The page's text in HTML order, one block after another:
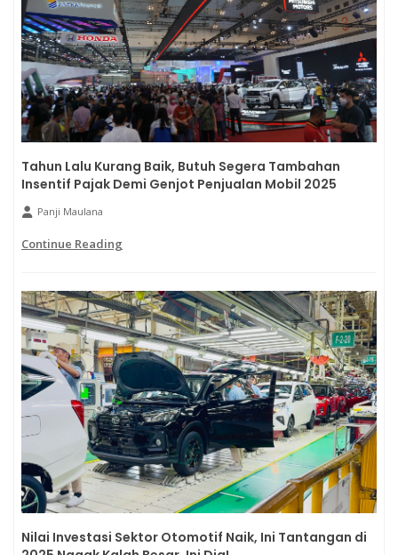
Tahun Lalu Kurang Baik, Butuh Segera Tambahan
Insentif Pajak Demi Genjot Penjualan Mobil 2025
Panji Maulana
Continue Reading
Nilai Investasi Sektor Otomotif Naik, Ini Tantangan di